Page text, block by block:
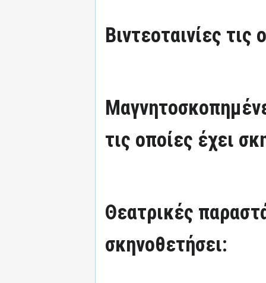
Βιντεοταινίες
τις οποίες έχει
Θεατρικές
σκηνοθετήσει: